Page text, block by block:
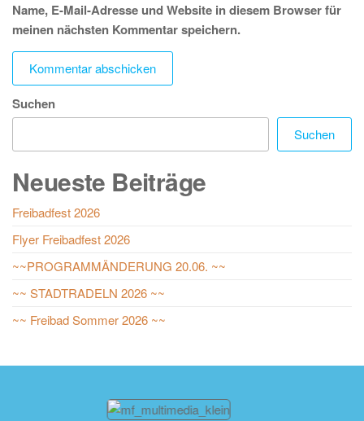
Name, E-Mail-Adresse und Website in diesem Browser für
meinen nächsten Kommentar speichern.
Suchen
Suchen
Neueste Beiträge
Freibadfest 2026
Flyer Freibadfest 2026
~~PROGRAMMÄNDERUNG 20.06. ~~
~~ STADTRADELN 2026 ~~
~~ Freibad Sommer 2026 ~~